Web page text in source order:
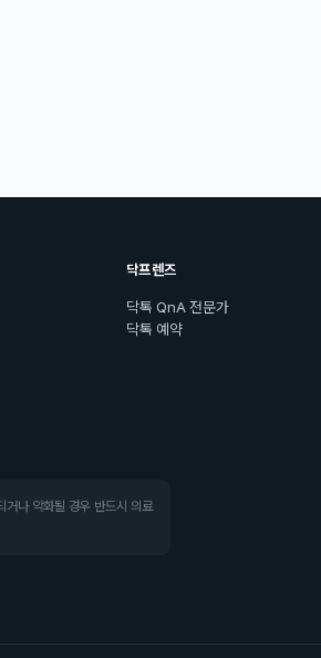
닥프렌즈
닥톡 QnA 전문가
닥톡 예약
거나 악화될 경우 반드시 의료